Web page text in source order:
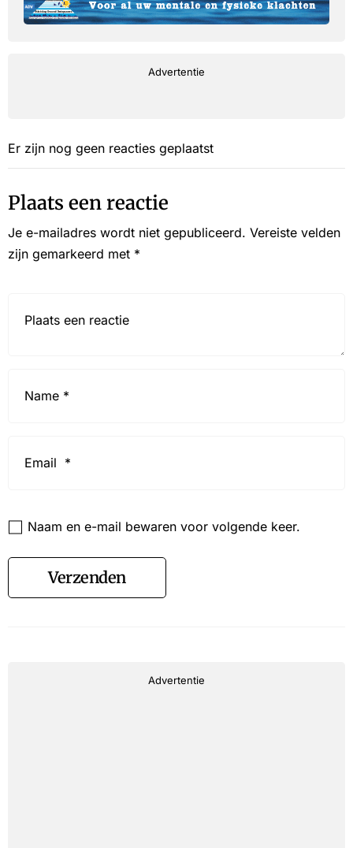
Advertentie
Er zijn nog geen reacties geplaatst
Plaats een reactie
Je e-mailadres wordt niet gepubliceerd. Vereiste velden
zijn gemarkeerd met *
Naam en e-mail bewaren voor volgende keer.
Verzenden
Advertentie